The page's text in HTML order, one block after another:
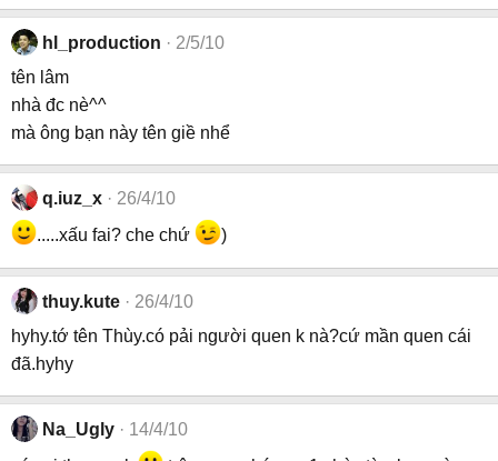
hl_production
2/5/10
tên lâm
nhà đc nè^^
mà ông bạn này tên giề nhể
q.iuz_x
26/4/10
.....xấu fai? che chứ
)
thuy.kute
26/4/10
hyhy.tớ tên Thùy.có pải người quen k nà?cứ mần quen cái
đã.hyhy
Na_Ugly
14/4/10